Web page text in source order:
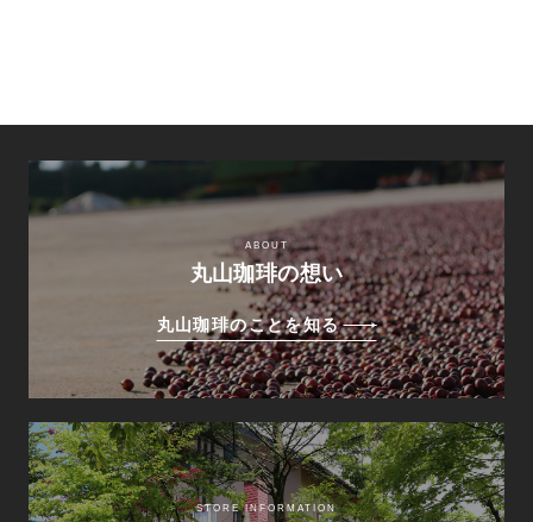
ABOUT
丸山珈琲の想い
丸山珈琲のことを知る
STORE INFORMATION